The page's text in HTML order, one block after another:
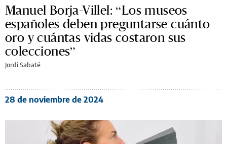
Manuel Borja-Villel: “Los museos
españoles deben preguntarse cuánto
oro y cuántas vidas costaron sus
colecciones”
Jordi Sabaté
28 de noviembre de 2024